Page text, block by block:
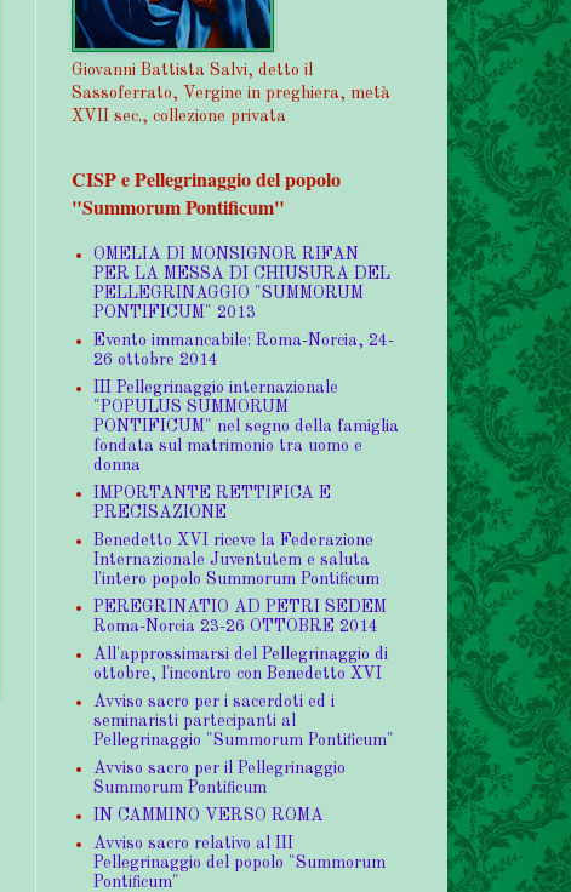
Giovanni Battista Salvi, detto il
Sassoferrato, Vergine in preghiera, metà
XVII sec., collezione privata
CISP e Pellegrinaggio del popolo
"Summorum Pontificum"
OMELIA DI MONSIGNOR RIFAN
PER LA MESSA DI CHIUSURA DEL
PELLEGRINAGGIO "SUMMORUM
PONTIFICUM" 2013
Evento immancabile: Roma-Norcia, 24-
26 ottobre 2014
III Pellegrinaggio internazionale
"POPULUS SUMMORUM
PONTIFICUM" nel segno della famiglia
fondata sul matrimonio tra uomo e
donna
IMPORTANTE RETTIFICA E
PRECISAZIONE
Benedetto XVI riceve la Federazione
Internazionale Juventutem e saluta
l'intero popolo Summorum Pontificum
PEREGRINATIO AD PETRI SEDEM
Roma-Norcia 23-26 OTTOBRE 2014
All'approssimarsi del Pellegrinaggio di
ottobre, l'incontro con Benedetto XVI
Avviso sacro per i sacerdoti ed i
seminaristi partecipanti al
Pellegrinaggio "Summorum Pontificum"
Avviso sacro per il Pellegrinaggio
Summorum Pontificum
IN CAMMINO VERSO ROMA
Avviso sacro relativo al III
Pellegrinaggio del popolo "Summorum
Pontificum"